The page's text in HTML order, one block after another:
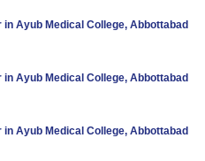
Ayub Medical College, Abbottabad
Ayub Medical College, Abbottabad
Ayub Medical College, Abbottabad